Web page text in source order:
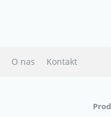
O nas Kontakt